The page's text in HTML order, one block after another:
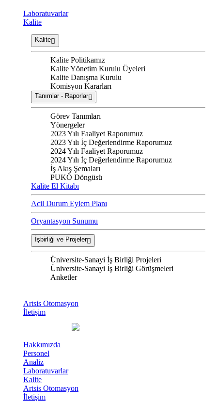
Laboratuvarlar
Kalite
Kalite
Kalite Politikamız
Kalite Yönetim Kurulu Üyeleri
Kalite Danışma Kurulu
Komisyon Kararları
Tanımlar - Raporlar
Görev Tanımları
Yönergeler
2023 Yılı Faaliyet Raporumuz
2023 Yılı İç Değerlendirme Raporumuz
2024 Yılı Faaliyet Raporumuz
2024 Yılı İç Değerlendirme Raporumuz
İş Akış Şemaları
PUKÖ Döngüsü
Kalite El Kitabı
Acil Durum Eylem Planı
Oryantasyon Sunumu
İşbirliği ve Projeler
Üniversite-Sanayi İş Birliği Projeleri
Üniversite-Sanayi İş Birliği Görüşmeleri
Anketler
Artsis Otomasyon
İletişim
Hakkımızda
Personel
Analiz
Laboratuvarlar
Kalite
Artsis Otomasyon
İletişim